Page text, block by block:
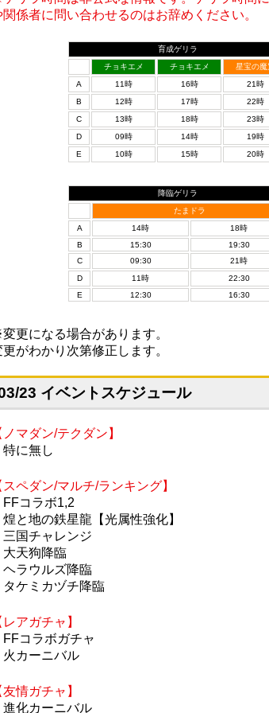
関係者に問い合わせるのはお辞めください。
育成ゲリラ
チョキエメ
チョキエメ
星宝の魔
A
11時 16時
21時
B
12時 17時
22時
C
13時 18時
23時
D
09時 14時
19時
E
10時 15時 20時
降臨ゲリラ
たまドラ
A
14時
18時
B
15:30
19:30
C
09:30
21時
D
11時
22:30
E
12:30 16:30
更になる場合があります。
更がわかり次第修正します。
23 イベントスケジュール
ノマダン/テクダン】
特に無し
スペダン/マルチ/ランキング】
FFコラボ1,2
煌と地の鉄星龍【光属性強化】
三国チャレンジ
大天狗降臨
ヘラウルズ降臨
タケミカヅチ降臨
レアガチャ】
FFコラボガチャ
火カーニバル
友情ガチャ】
進化カーニバル